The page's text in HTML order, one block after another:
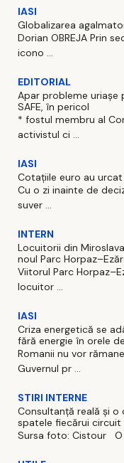
IASI
Globalizarea
Dorian OBREJA Prin
icono ...
EDITORIAL
Apar probleme uriașe
SAFE, în pericol
* fostul membru al
activistul ci ...
IASI
Cotațiile euro au urcat
Cu o zi inainte de
suver ...
INTERN
Locuitorii din
noul Parc
Viitorul Parc
locuitor ...
IASI
Criza energetică se
fără energie în orele
Romanii nu vor
Guvernul pr ...
STIRI INTERNE
Consultanță reală și
spatele fiecărui circuit
Sursa foto: Cistour O